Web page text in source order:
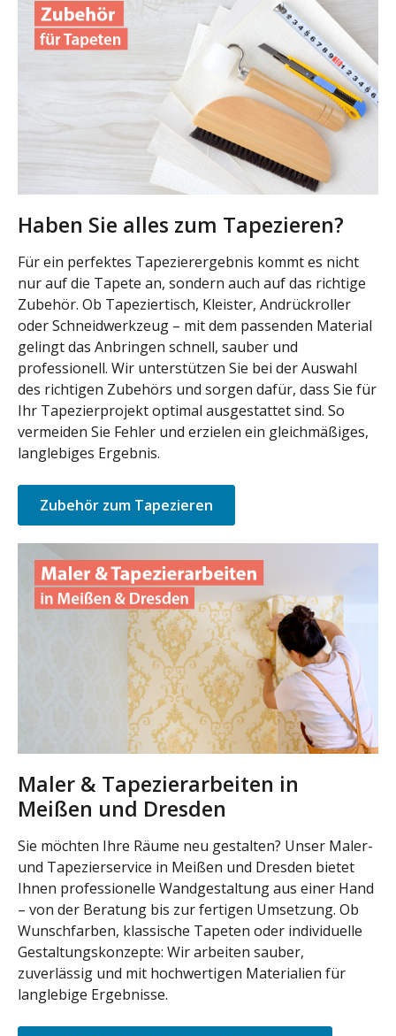
Haben Sie alles zum Tapezieren?
Für ein perfektes Tapezierergebnis kommt es nicht
nur auf die Tapete an, sondern auch auf das richtige
Zubehör. Ob Tapeziertisch, Kleister, Andrückroller
oder Schneidwerkzeug – mit dem passenden Material
gelingt das Anbringen schnell, sauber und
professionell. Wir unterstützen Sie bei der Auswahl
des richtigen Zubehörs und sorgen dafür, dass Sie für
Ihr Tapezierprojekt optimal ausgestattet sind. So
vermeiden Sie Fehler und erzielen ein gleichmäßiges,
langlebiges Ergebnis.
Zubehör zum Tapezieren
Maler & Tapezierarbeiten in
Meißen und Dresden
Sie möchten Ihre Räume neu gestalten? Unser Maler-
und Tapezierservice in Meißen und Dresden bietet
Ihnen professionelle Wandgestaltung aus einer Hand
– von der Beratung bis zur fertigen Umsetzung. Ob
Wunschfarben, klassische Tapeten oder individuelle
Gestaltungskonzepte: Wir arbeiten sauber,
zuverlässig und mit hochwertigen Materialien für
langlebige Ergebnisse.